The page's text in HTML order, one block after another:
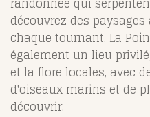
découvrez des
chaque tournant. La
également un lieu
et la flore locales, avec
d'oiseaux marins et de
découvrir.